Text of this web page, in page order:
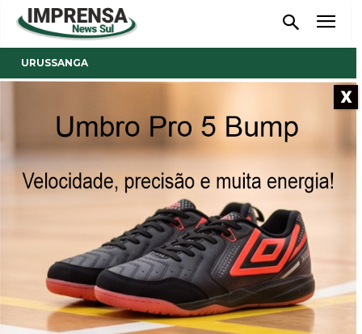
URUSSANGA
Estrada de Rio Carvão a
Santana recebe patrolamento
Prefeitura quer aproveitar dias de tempo estável para
X